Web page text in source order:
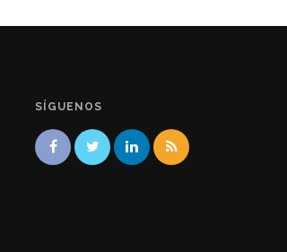
SÍGUENOS